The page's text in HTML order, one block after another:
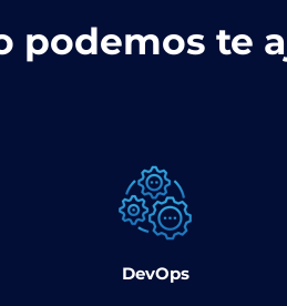
podemos te
DevOps